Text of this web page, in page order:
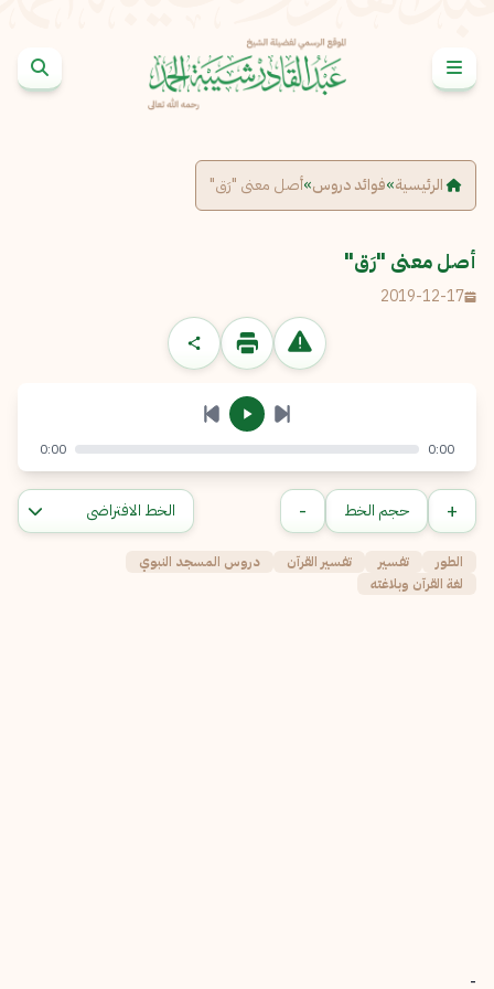
الرئيسية»فوائد دروس»أصل معنى "رَق"
أصل معنى "رَق"
2019-12-17
الإبلاغ عن مشكلة
الرسالة
إرسال إلغاء
0:00
0:00
+ حجم الخط -
الطور تفسير تفسير القرآن
دروس المسجد النبوي
لغة القرآن وبلاغته
-